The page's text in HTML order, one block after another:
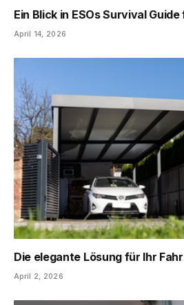
Ein Blick in ESOs Survival
April 14, 2026
Die elegante Lösung für Ihr
April 2, 2026